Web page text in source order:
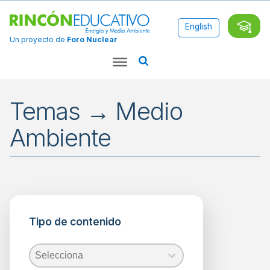
Un proyecto de Foro Nuclear
English
Temas → Medio
Ambiente
Combustibles
Energía
Energía
Tipo de contenido
Tipo de contenido
Tipo de contenido
Tipo de contenido